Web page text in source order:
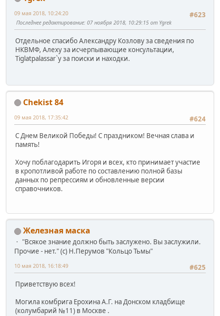
#623
09 мая 2018, 10:24:20
Последнее редактирование: 07 ноября 2018, 10:29:15 от Ygrek
Отдельное спасибо Александру Козлову за сведения по
НКВМФ, Алеху за исчерпывающие консультации,
Tiglatpalassar`у за поиски и находки.
Chekist 84
#624
09 мая 2018, 17:35:42
С Днем Великой Победы! С праздником! Вечная слава и
память!
Хочу поблагодарить Игоря и всех, кто принимает участие
в кропотливой работе по составлению полной базы
данных по репрессиям и обновленные версии
справочников.
Железная маска
"Всякое знание должно быть заслужено. Вы заслужили.
Прочие - нет." (с) Н.Перумов "Кольцо Тьмы"
#625
10 мая 2018, 16:18:49
Приветствую всех!
Могила комбрига Ерохина А.Г. на Донском кладбище
(колумбарий №11) в Москве .